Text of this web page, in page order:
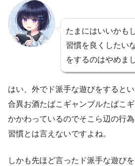
たまにはいいかも
習慣を良くしたい
をするのはやめま
はい、外でド派手な遊びをすると
合異お酒たばこギャンブルたばこ
かかわっているのでそこら辺の行
習慣とは言えないですよね。
しかも先ほど言ったド派手な遊び